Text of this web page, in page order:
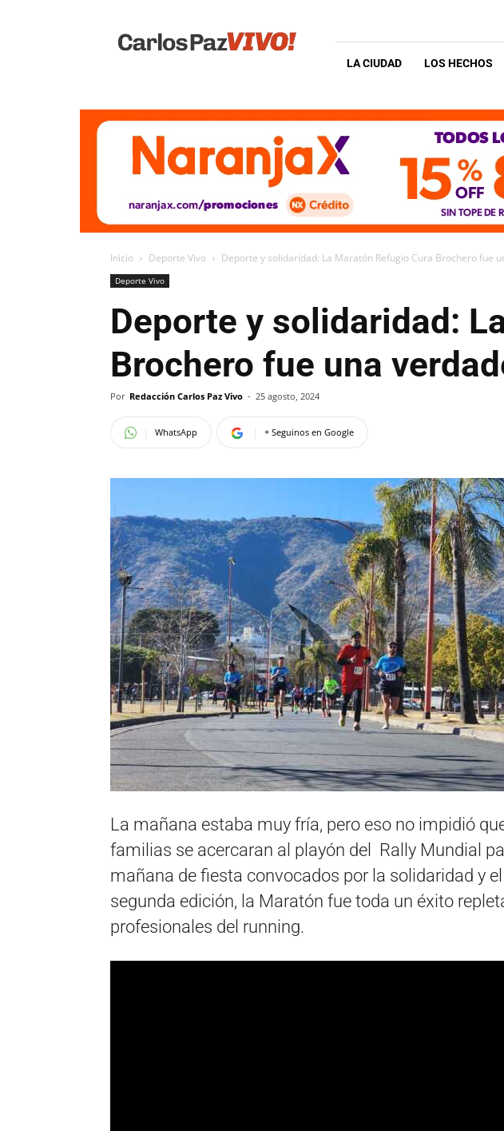
Vivo
LA CIUDAD LOS HECHOS
Inicio Deporte Vivo Deporte y solidaridad: La Maratón Refugio Cura Brochero fue
Deporte Vivo
Deporte y solidaridad:
Brochero fue una
Por Redacción Carlos Paz Vivo - 25 agosto, 2024
WhatsApp + Seguinos en Google
La mañana estaba muy fría, pero eso no impidió
familias se acercaran al playón del Rally Mundial
mañana de fiesta convocados por la solidaridad y
segunda edición, la Maratón fue toda un éxito
profesionales del running.